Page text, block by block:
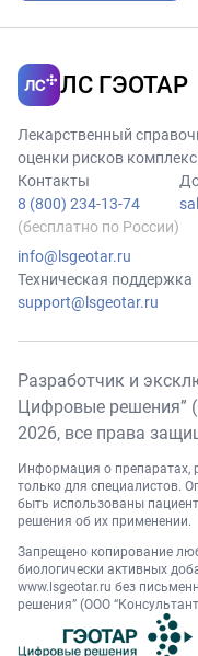
ЛС ГЭОТАР
Лекарственный
оценки рисков
Контакты
8 (800) 234-13-74
(бесплатно по России)
info@lsgeotar.ru
Техническая поддержка
support@lsgeotar.ru
Разработчик и
Цифровые решения”
2026, все права
Информация о препаратах,
только для специалистов.
быть использованы
решения об их применении.
Запрещено копирование
биологически активных
www.lsgeotar.ru без
решения” (ООО “Консультант